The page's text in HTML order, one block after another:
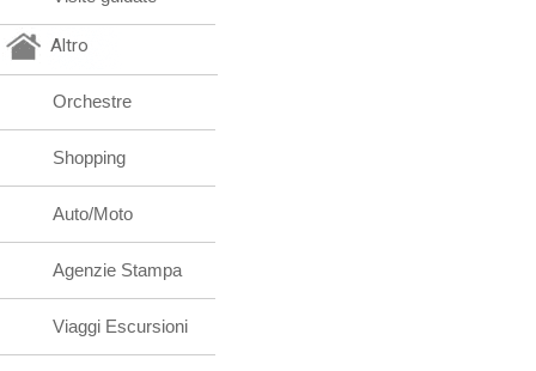
Altro
Orchestre
Shopping
Auto/Moto
Agenzie Stampa
Viaggi Escursioni